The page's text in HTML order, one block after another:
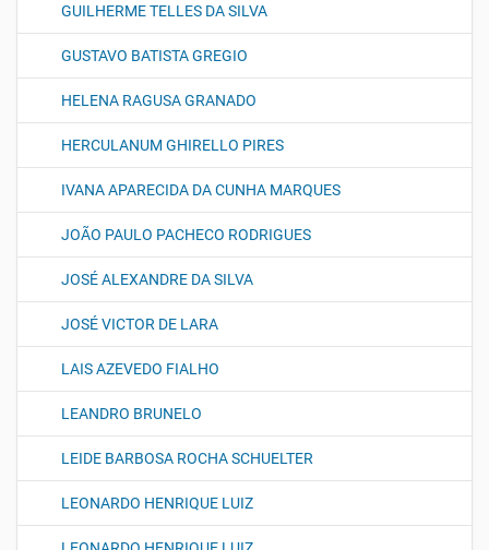
GUILHERME TELLES DA SILVA
GUSTAVO BATISTA GREGIO
HELENA RAGUSA GRANADO
HERCULANUM GHIRELLO PIRES
IVANA APARECIDA DA CUNHA MARQUES
JOÃO PAULO PACHECO RODRIGUES
JOSÉ ALEXANDRE DA SILVA
JOSÉ VICTOR DE LARA
LAIS AZEVEDO FIALHO
LEANDRO BRUNELO
LEIDE BARBOSA ROCHA SCHUELTER
LEONARDO HENRIQUE LUIZ